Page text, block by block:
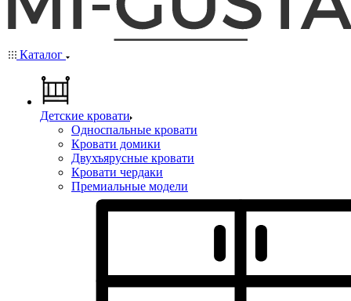
Каталог
Детские кровати
Односпальные кровати
Кровати домики
Двухъярусные кровати
Кровати чердаки
Премиальные модели